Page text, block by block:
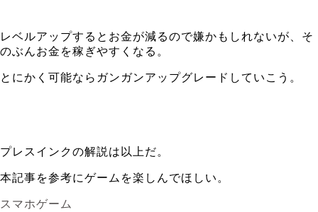
レベルアップするとお金が減るので嫌かもしれないが、そ
のぶんお金を稼ぎやすくなる。
とにかく可能ならガンガンアップグレードしていこう。
プレスインクの解説は以上だ。
本記事を参考にゲームを楽しんでほしい。
スマホゲーム